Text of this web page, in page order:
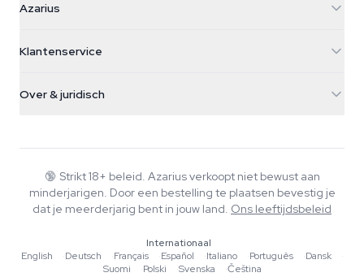
Galvaniweg 11
Nederland
+31(0)204897914
Azarius
Smokeshop
Klantenservice
Retourbeleid
Veelgestelde vragen
Privacybeleid
Over & juridisch
Wiki
Schrijvers
Tools & Calculators
🔞 Strikt 18+ beleid. Azarius verkoopt niet bewust aan
minderjarigen. Door een bestelling te plaatsen bevestig je
dat je meerderjarig bent in jouw land. Ons leeftijdsbeleid
Internationaal
English
·Deutsch ·Français ·Español ·Italiano ·Português ·Dansk
·
Suomi
·Polski ·Svenska ·Čeština